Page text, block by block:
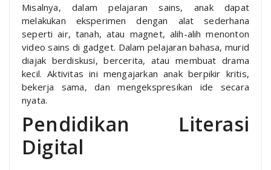
Misalnya, dalam pelajaran sains, anak dapat
melakukan eksperimen dengan alat sederhana
seperti air, tanah, atau magnet, alih-alih menonton
video sains di gadget. Dalam pelajaran bahasa, murid
diajak berdiskusi, bercerita, atau membuat drama
kecil. Aktivitas ini mengajarkan anak berpikir kritis,
bekerja sama, dan mengekspresikan ide secara
nyata.
Pendidikan Literasi
Digital